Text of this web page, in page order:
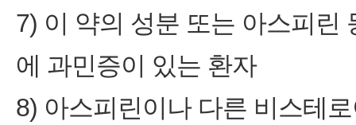
7) 이 약의 성분 또는 아스피린
에 과민증이 있는 환자
8) 아스피린이나 다른 비스테